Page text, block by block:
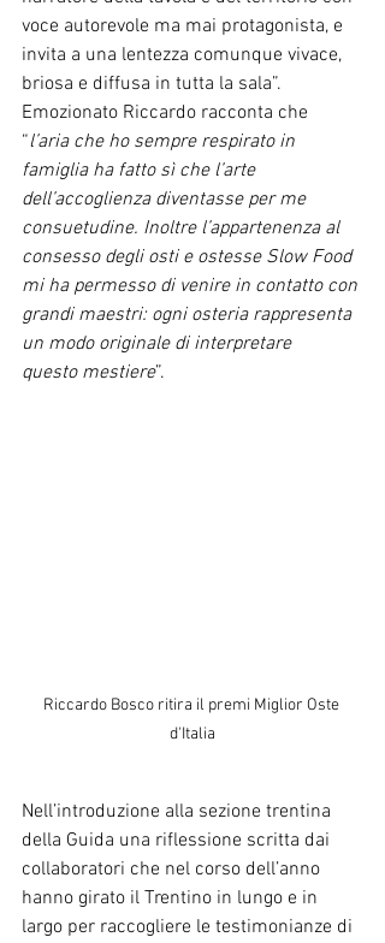
voce autorevole ma mai protagonista, e
invita a una lentezza comunque vivace,
briosa e diffusa in tutta la sala”.
Emozionato Riccardo racconta che
“l’aria che ho sempre respirato in
famiglia ha fatto sì che l’arte
dell’accoglienza diventasse per me
consuetudine. Inoltre l’appartenenza al
consesso degli osti e ostesse Slow Food
mi ha permesso di venire in contatto con
grandi maestri: ogni osteria rappresenta
un modo originale di interpretare
questo mestiere”.
Riccardo Bosco ritira il premi Miglior Oste
d'Italia
Nell’introduzione alla sezione trentina
della Guida una riflessione scritta dai
collaboratori che nel corso dell’anno
hanno girato il Trentino in lungo e in
largo per raccogliere le testimonianze di